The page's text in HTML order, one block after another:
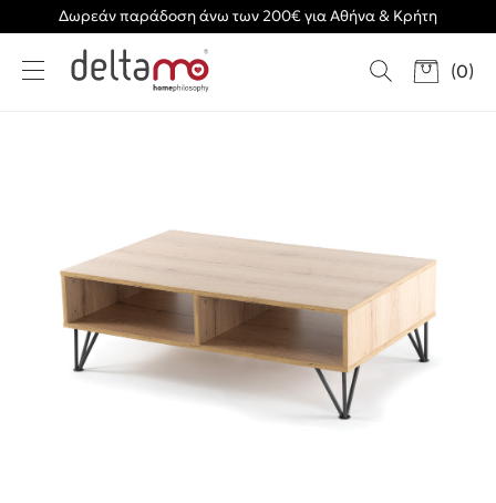
Δωρεάν παράδοση άνω των 200€ για Αθήνα & Κρήτη
(0)